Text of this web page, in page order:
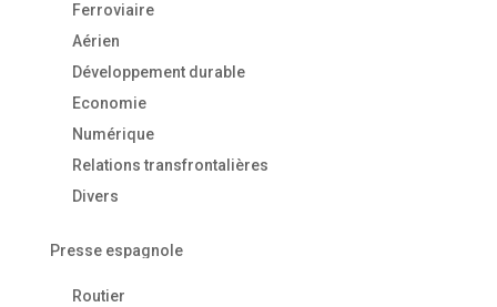
Ferroviaire
Aérien
Développement durable
Economie
Numérique
Relations transfrontalières
Divers
Presse espagnole
Routier